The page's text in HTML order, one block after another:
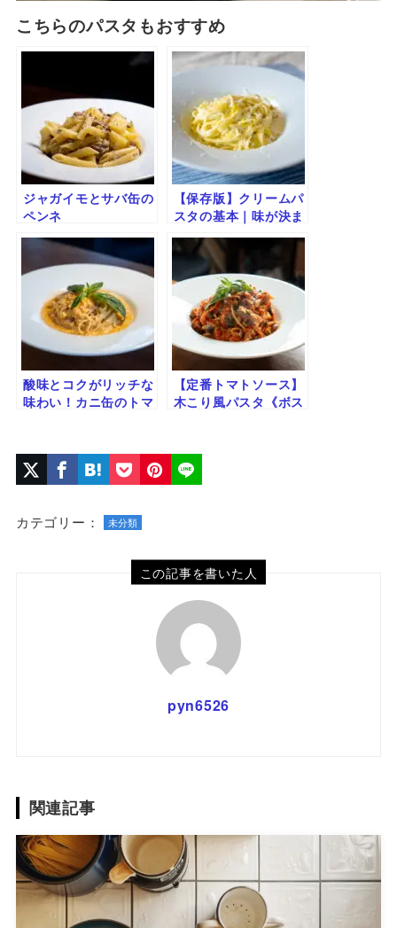
こちらのパスタもおすすめ
ジャガイモとサバ缶の
ペンネ
【保存版】クリームパ
スタの基本｜味が決ま
らない５つの原因と対
策
酸味とコクがリッチな
味わい！カニ缶のトマ
【定番トマトソース】
木こり風パスタ《ボス
みたっぷり！
カテゴリー： 未分類
この記事を書いた人
pyn6526
関連記事